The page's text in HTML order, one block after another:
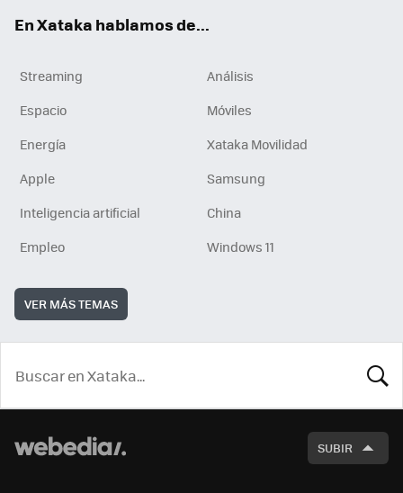
En Xataka hablamos de...
Streaming
Análisis
Espacio
Móviles
Energía
Xataka Movilidad
Apple
Samsung
Inteligencia artificial
China
Empleo
Windows 11
VER MÁS TEMAS
SUBIR